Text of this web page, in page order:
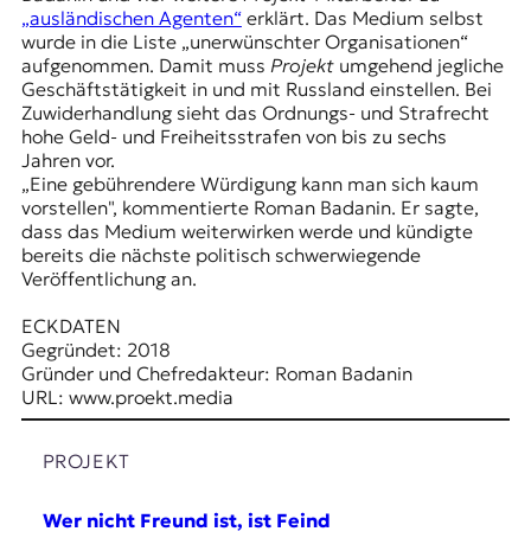
R
W
s
s
e
n
J
o
u
r
n
a
„ausländischen Agenten“erklärt. Das Medium selbst
wurde in die Liste „unerwünschter Organisationen“
aufgenommen. Damit muss Projektumgehend jegliche
Geschäftstätigkeit in und mit Russland einstellen. Bei
Zuwiderhandlung sieht das Ordnungs- und Strafrecht
hohe Geld- und Freiheitsstrafen von bis zu sechs
Jahren vor.
„Eine gebührendere Würdigung kann man sich kaum
vorstellen", kommentierte Roman Badanin. Er sagte,
dass das Medium weiterwirken werde und kündigte
bereits die nächste politisch schwerwiegende
Veröffentlichung an.
ECKDATEN
Gegründet: 2018
Gründer und Chefredakteur: Roman Badanin
URL: www.proekt.media
PROJEKT
Wer nicht Freund ist, ist Feind